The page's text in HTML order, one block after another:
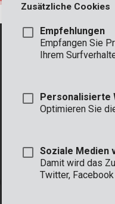
KONTAKT
INFO
VARO - Vic. Van
Joseph Van
VARO IBERICA
Zusätzliche Cookies
Empfehlungen
Empfangen Sie
Ihrem
Personalisierte
Optimieren Sie
Soziale Medien
Damit wird das
Twitter,